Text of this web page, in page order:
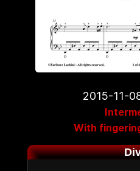
2015-11-
With